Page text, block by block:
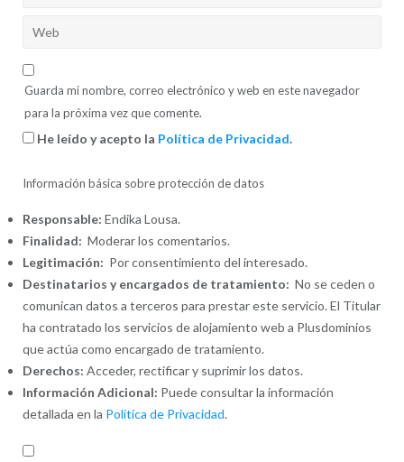
Guarda mi nombre, correo electrónico y web en este navegador
para la próxima vez que comente.
He leído y acepto la Política de Privacidad.
Información básica sobre protección de datos
Responsable: Endika Lousa.
Finalidad: Moderar los comentarios.
Legitimación: Por consentimiento del interesado.
Destinatarios y encargados de tratamiento: No se ceden o
comunican datos a terceros para prestar este servicio. El Titular
ha contratado los servicios de alojamiento web a Plusdominios
que actúa como encargado de tratamiento.
Derechos: Acceder, rectificar y suprimir los datos.
Información Adicional: Puede consultar la información
detallada en la Política de Privacidad.